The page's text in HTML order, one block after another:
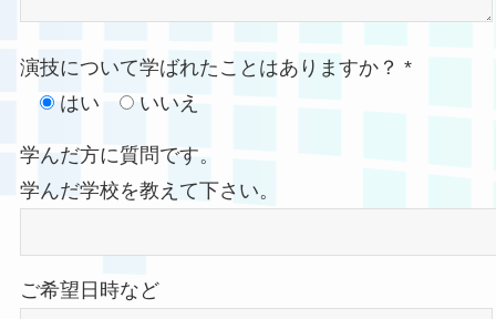
演技について学ばれたことはありますか？ *
はい
いいえ
学んだ方に質問です。
学んだ学校を教えて下さい。
ご希望日時など